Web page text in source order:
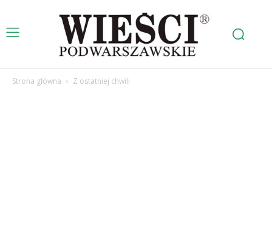
Strona główna Z ostatniej chwili